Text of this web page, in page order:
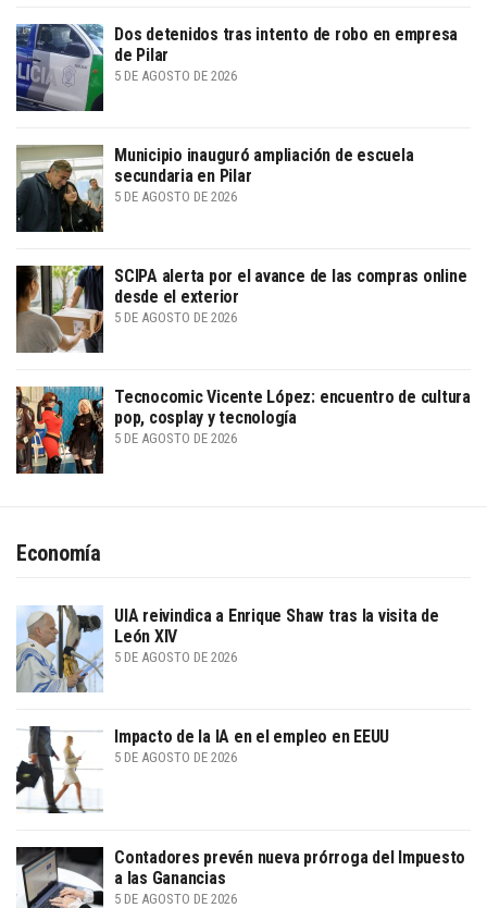
Dos detenidos tras intento de robo en empresa
de Pilar
5 DE AGOSTO DE 2026
Municipio inauguró ampliación de escuela
secundaria en Pilar
5 DE AGOSTO DE 2026
SCIPA alerta por el avance de las compras online
desde el exterior
5 DE AGOSTO DE 2026
Tecnocomic Vicente López: encuentro de cultura
pop, cosplay y tecnología
5 DE AGOSTO DE 2026
Economía
UIA reivindica a Enrique Shaw tras la visita de
León XIV
5 DE AGOSTO DE 2026
Impacto de la IA en el empleo en EEUU
5 DE AGOSTO DE 2026
Contadores prevén nueva prórroga del Impuesto
a las Ganancias
5 DE AGOSTO DE 2026